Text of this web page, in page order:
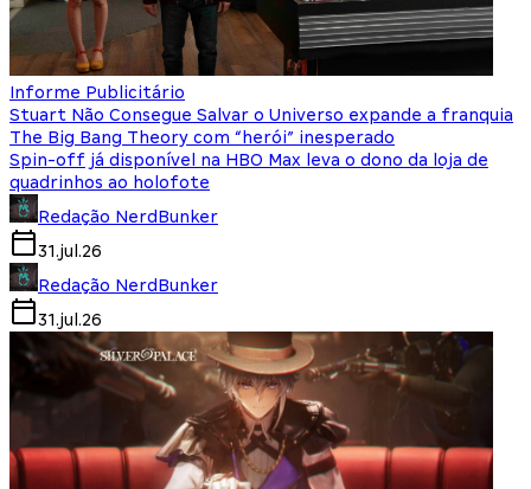
Informe Publicitário
Stuart Não Consegue Salvar o Universo expande a franquia
The Big Bang Theory com “herói” inesperado
Spin-off já disponível na HBO Max leva o dono da loja de
quadrinhos ao holofote
Redação NerdBunker
31.jul.26
Redação NerdBunker
31.jul.26